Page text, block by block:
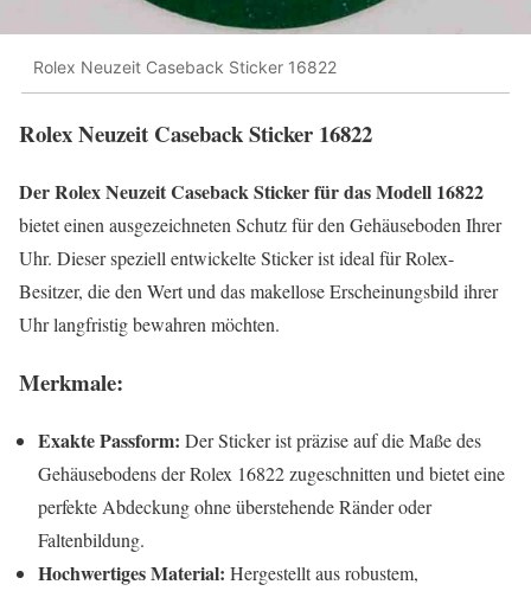
Rolex Neuzeit Caseback Sticker 16822
Rolex Neuzeit Caseback Sticker 16822
Der Rolex Neuzeit Caseback Sticker für das Modell 16822
bietet einen ausgezeichneten Schutz für den Gehäuseboden Ihrer
Uhr. Dieser speziell entwickelte Sticker ist ideal für Rolex-
Besitzer, die den Wert und das makellose Erscheinungsbild ihrer
Uhr langfristig bewahren möchten.
Merkmale:
Exakte Passform: Der Sticker ist präzise auf die Maße des
Gehäusebodens der Rolex 16822 zugeschnitten und bietet eine
perfekte Abdeckung ohne überstehende Ränder oder
Faltenbildung.
Hochwertiges Material: Hergestellt aus robustem,